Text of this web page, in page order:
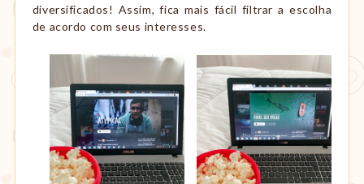
diversificados! Assim, fica mais fácil filtrar a escolha
de acordo com seus interesses.